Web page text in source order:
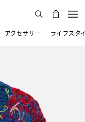
アクセサリー ライフスタ